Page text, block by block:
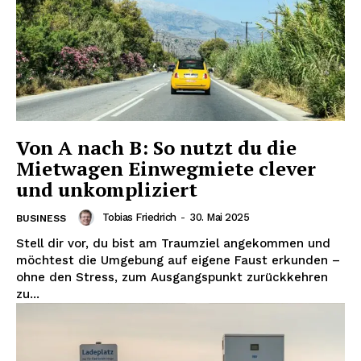
Erhalte unseren
Von A nach B: So nutzt du die
Mietwagen Einwegmiete clever
und unkompliziert
BUSINESS Tobias Friedrich - 30. Mai 2025
Stell dir vor, du bist am Traumziel angekommen und
möchtest die Umgebung auf eigene Faust erkunden –
ohne den Stress, zum Ausgangspunkt zurückkehren
zu...